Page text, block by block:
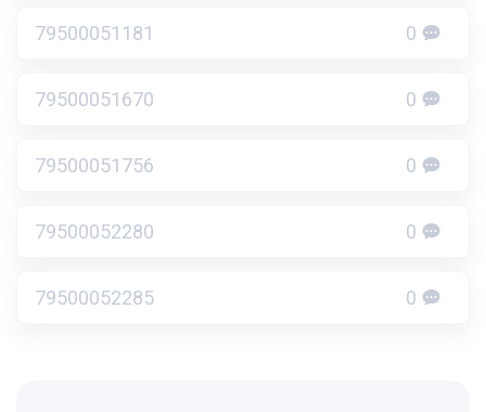
79500051181 0
79500051670 0
79500051756 0
79500052280 0
79500052285 0